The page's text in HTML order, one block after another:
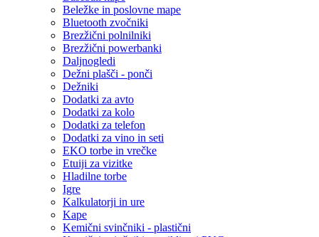
Beležke in poslovne mape
Bluetooth zvočniki
Brezžični polnilniki
Brezžični powerbanki
Daljnogledi
Dežni plašči - ponči
Dežniki
Dodatki za avto
Dodatki za kolo
Dodatki za telefon
Dodatki za vino in seti
EKO torbe in vrečke
Etuiji za vizitke
Hladilne torbe
Igre
Kalkulatorji in ure
Kape
Kemični svinčniki - plastični